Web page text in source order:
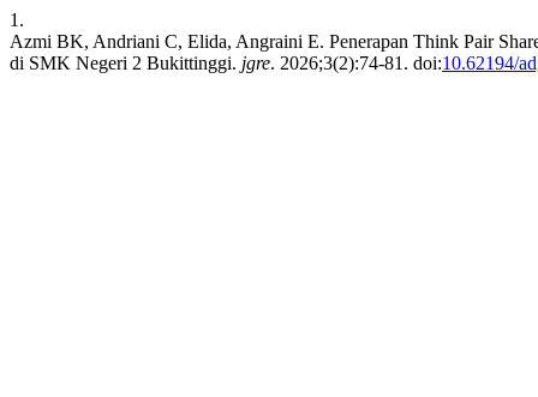
1.
Azmi BK, Andriani C, Elida, Angraini E. Penerapan Think Pair
di SMK Negeri 2 Bukittinggi. jgre. 2026;3(2):74-81. doi:10.62194/